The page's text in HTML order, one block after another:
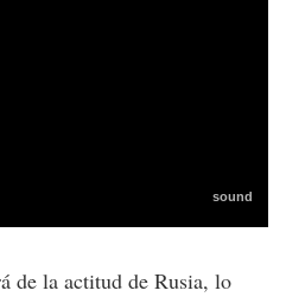
de la actitud de Rusia, lo